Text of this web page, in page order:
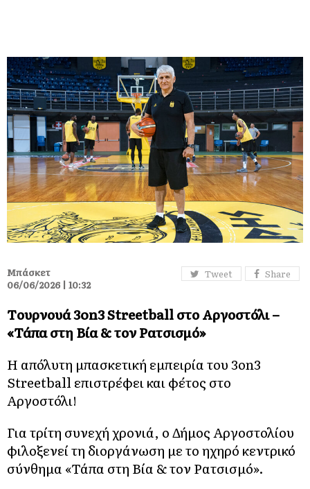
Tweet Share
Μπάσκετ
06/06/2026 | 10:32
Tουρνουά 3on3 Streetball στο Αργοστόλι –
«Τάπα στη Βία & τον Ρατσισμό»
Η απόλυτη μπασκετική εμπειρία του 3on3
Streetball επιστρέφει και φέτος στο
Αργοστόλι!
Για τρίτη συνεχή χρονιά, ο Δήμος Αργοστολίου
φιλοξενεί τη διοργάνωση με το ηχηρό κεντρικό
σύνθημα «Τάπα στη Βία & τον Ρατσισμό».